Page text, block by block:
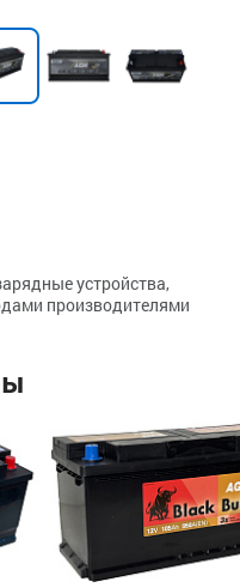
устройства,
производителями